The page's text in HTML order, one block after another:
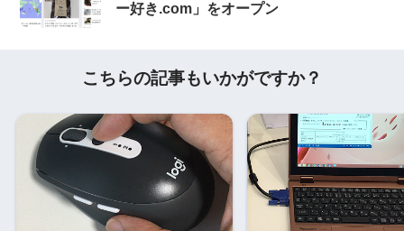
ー好き.com」をオープン
こちらの記事もいかがですか？